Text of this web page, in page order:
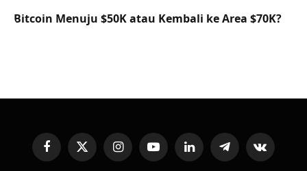
Bitcoin Menuju $50K atau Kembali ke Area $70K?
FacebookX
(Twitter)
InstagramYouTubeLinkedInTelegramVKontakte